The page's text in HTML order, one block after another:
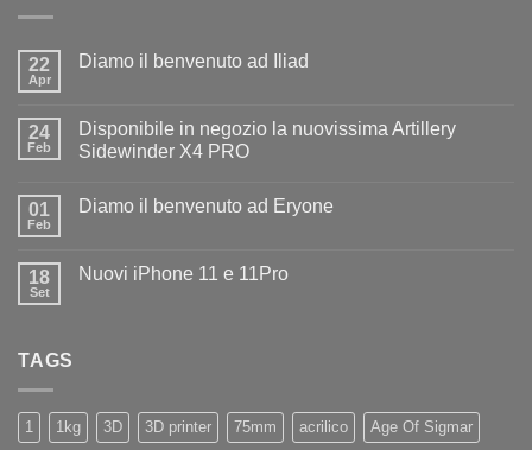
22
Apr
Diamo il benvenuto ad Iliad
Diamo
il
benvenuto
24
Feb
Disponibile in negozio la nuovissima Artillery
Sidewinder X4 PRO
su
la
nuovissima
01
Feb
Diamo il benvenuto ad Eryone
Diamo
18
Set
Nuovi iPhone 11 e 11Pro
TAGS
1 1kg 3D 3D printer 75mm acrilico Age Of Sigmar